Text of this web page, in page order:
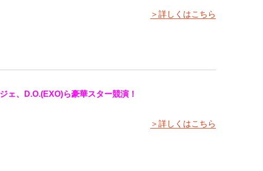
＞詳しくはこちら
ェ、D.O.(EXO)ら豪華スター競演！
＞詳しくはこちら